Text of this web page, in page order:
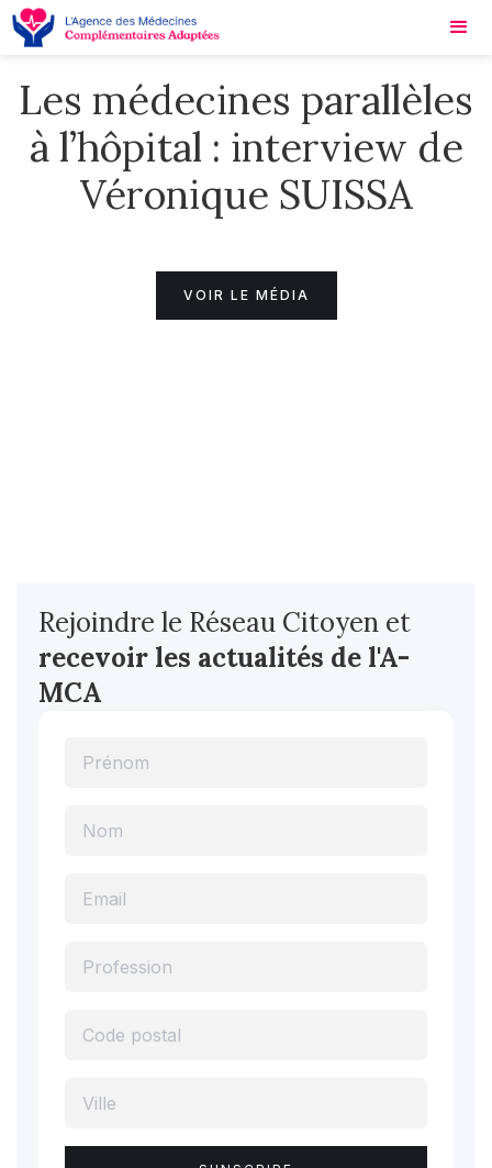
Les médecines parallèles
à l’hôpital : interview de
Véronique SUISSA
VOIR LE MÉDIA
Rejoindre le Réseau Citoyen et
recevoir les actualités de l'A-
MCA